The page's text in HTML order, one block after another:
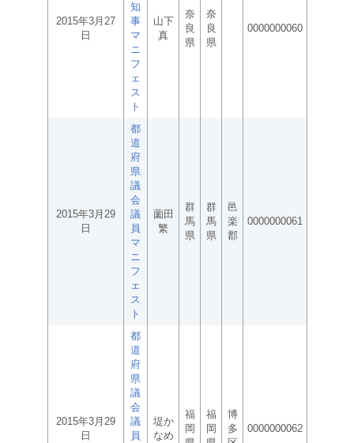
2015年3月27
日
知
事
マ
ニ
フ
ェ
ス
ト
山下
真
奈
良
県
奈
良
県
0000000060
2015年3月29
日
都
道
府
県
議
会
議
員
マ
ニ
フ
ェ
ス
ト
薗田
繁
群
馬
県
群
馬
県
邑
楽
郡
0000000061
2015年3月29
日
都
道
府
県
議
会
議
員
堤か
なめ
福
岡
福
岡
博
多
0000000062